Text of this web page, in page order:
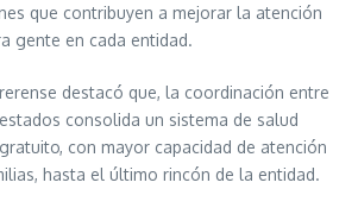
que contribuyen a mejorar la atención
gente en cada entidad.
destacó que, la coordinación entre
consolida un sistema de salud
con mayor capacidad de atención
hasta el último rincón de la entidad.